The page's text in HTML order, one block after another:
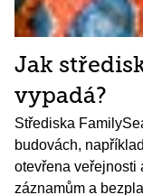
Jak
vypadá?
Střediska
budovách,
otevřena veřejnosti
záznamům a